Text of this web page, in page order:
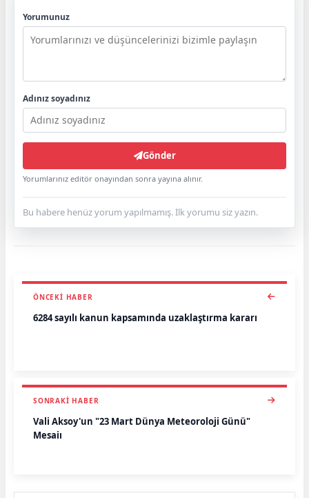
Yorumunuz
Adınız soyadınız
Gönder
Yorumlarınız editör onayından sonra yayına alınır.
Bu habere henüz yorum yapılmamış. İlk yorumu siz yazın.
ÖNCEKI HABER
6284 sayılı kanun kapsamında uzaklaştırma kararı
SONRAKI HABER
Vali Aksoy'un "23 Mart Dünya Meteoroloji Günü"
Mesajı